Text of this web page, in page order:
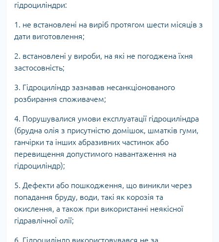
гідроциліндри:
1. не встановлені на виріб протягом шести місяців з
дати виготовлення;
2. встановлені у вироби, на які не погоджена їхня
застосовність;
3. Гідроциліндр зазнавав несанкціонованого
розбирання споживачем;
4. Порушувалися умови експлуатації гідроциліндра
(брудна олія з присутністю домішок, шматків гуми,
ганчірки та інших абразивних частинок або
перевищення допустимого навантаження на
гідроциліндр);
5. Дефекти або пошкодження, що виникли через
попадання бруду, води, такі як корозія та
окислення, а також при використанні неякісної
гідравлічної олії;
6. Гідроциліндр використовувався не за